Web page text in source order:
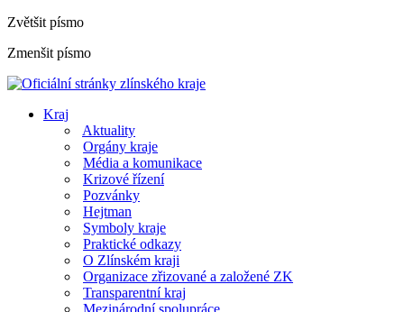
Zvětšit písmo
Zmenšit písmo
Kraj
Aktuality
Orgány kraje
Média a komunikace
Krizové řízení
Pozvánky
Hejtman
Symboly kraje
Praktické odkazy
O Zlínském kraji
Organizace zřizované a založené ZK
Transparentní kraj
Mezinárodní spolupráce